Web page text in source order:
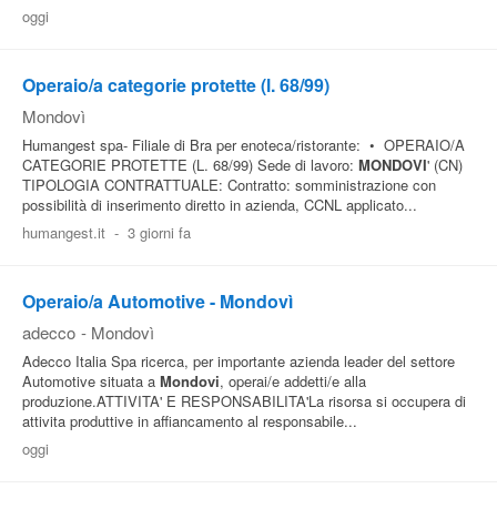
oggi
Operaio/a categorie protette (l. 68/99)
Mondovì
Humangest spa- Filiale di Bra per enoteca/ristorante: • OPERAIO/A
CATEGORIE PROTETTE (L. 68/99) Sede di lavoro: MONDOVI' (CN)
TIPOLOGIA CONTRATTUALE: Contratto: somministrazione con
possibilità di inserimento diretto in azienda, CCNL applicato...
humangest.it - 3 giorni fa
Operaio/a Automotive - Mondovì
adecco - Mondovì
Adecco Italia Spa ricerca, per importante azienda leader del settore
Automotive situata a Mondovi, operai/e addetti/e alla
produzione.ATTIVITA' E RESPONSABILITA'La risorsa si occupera di
attivita produttive in affiancamento al responsabile...
oggi